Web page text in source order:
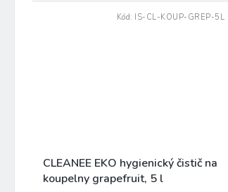
CLEANEE EKO hygienický čistič na
koupelny grapefruit, 5 l
Kód: IS-CL-KOUP-GREP-5L